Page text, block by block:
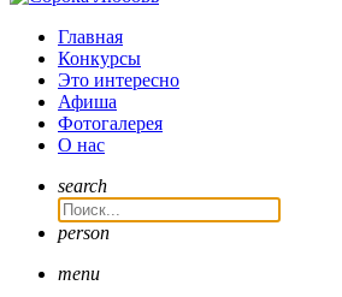
Главная
Конкурсы
Это интересно
Афиша
Фотогалерея
О нас
search
person
menu